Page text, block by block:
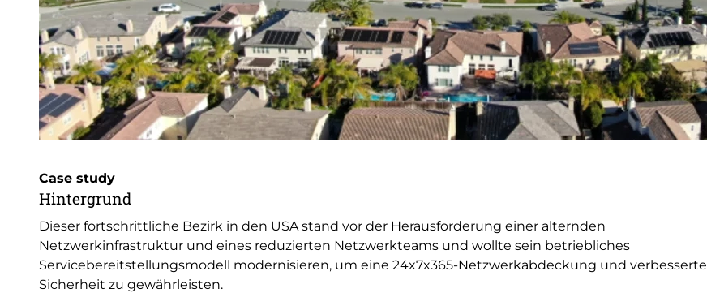
Case study
Hintergrund
Dieser fortschrittliche Bezirk in den USA stand vor der Herausforderung einer alternden
Netzwerkinfrastruktur und eines reduzierten Netzwerkteams und wollte sein betriebliches
Servicebereitstellungsmodell modernisieren, um eine 24x7x365-Netzwerkabdeckung und verbesserte
Sicherheit zu gewährleisten.